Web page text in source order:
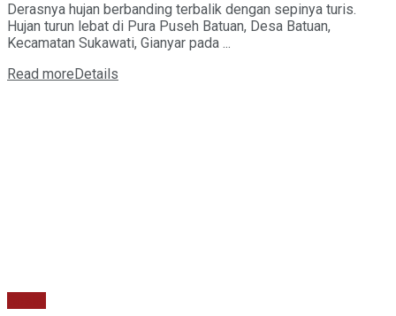
Derasnya hujan berbanding terbalik dengan sepinya turis.
Hujan turun lebat di Pura Puseh Batuan, Desa Batuan,
Kecamatan Sukawati, Gianyar pada ...
Read more Details